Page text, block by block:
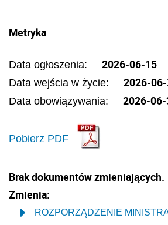
Metryka
Data ogłoszenia: 2026-06-15
Data wejścia w życie: 2026-
Data obowiązywania: 2026-
Pobierz PDF
Brak dokumentów zmieniających.
Zmienia:
ROZPORZĄDZENIE